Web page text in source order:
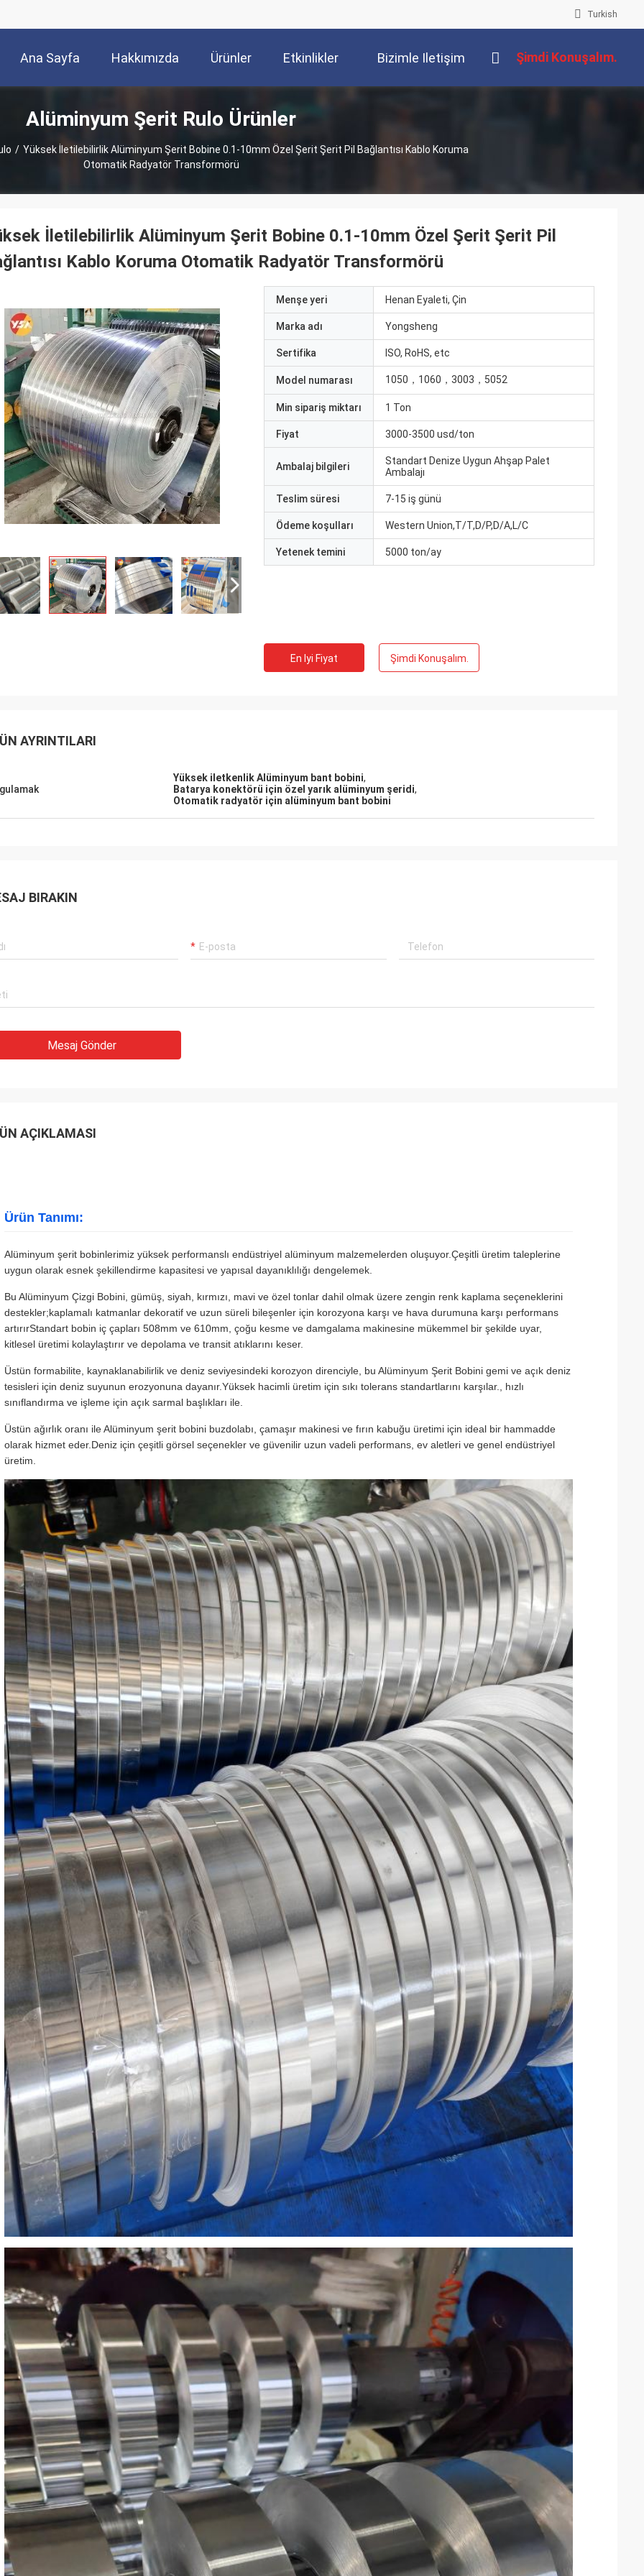
Turkish
Ana Sayfa Hakkımızda Ürünler Etkinlikler Bizimle Iletişim Şimdi Konuşalım.
Alüminyum Şerit Rulo Ürünler
/ Yüksek İletilebilirlik Alüminyum Şerit Bobine 0.1-10mm Özel Şerit Şerit Pil Bağlantısı Kablo Koruma
Otomatik Radyatör Transformörü
İletilebilirlik Alüminyum Şerit Bobine 0.1-10mm Özel Şerit Şerit Pil
Kablo Koruma Otomatik Radyatör Transformörü
Menşe yeri Henan Eyaleti, Çin
Marka adı Yongsheng
Sertifika ISO, RoHS, etc
Model numarası 1050，1060，3003，5052
Min sipariş miktarı 1 Ton
Fiyat 3000-3500 usd/ton
Ambalaj bilgileri
Standart Denize Uygun Ahşap Palet
Ambalajı
Teslim süresi 7-15 iş günü
Ödeme koşulları Western Union,T/T,D/P,D/A,L/C
Yetenek temini 5000 ton/ay
En Iyi Fiyat Şimdi Konuşalım.
AYRINTILARI
Yüksek iletkenlik Alüminyum bant bobini,
Batarya konektörü için özel yarık alüminyum şeridi,
Otomatik radyatör için alüminyum bant bobini
BIRAKIN
Mesaj Gönder
AÇIKLAMASI
Ürün Tanımı:
Alüminyum şerit bobinlerimiz yüksek performanslı endüstriyel alüminyum malzemelerden oluşuyor.Çeşitli üretim taleplerine
uygun olarak esnek şekillendirme kapasitesi ve yapısal dayanıklılığı dengelemek.
Bu Alüminyum Çizgi Bobini, gümüş, siyah, kırmızı, mavi ve özel tonlar dahil olmak üzere zengin renk kaplama seçeneklerini
destekler;kaplamalı katmanlar dekoratif ve uzun süreli bileşenler için korozyona karşı ve hava durumuna karşı performans
artırırStandart bobin iç çapları 508mm ve 610mm, çoğu kesme ve damgalama makinesine mükemmel bir şekilde uyar,
kitlesel üretimi kolaylaştırır ve depolama ve transit atıklarını keser.
Üstün formabilite, kaynaklanabilirlik ve deniz seviyesindeki korozyon direnciyle, bu Alüminyum Şerit Bobini gemi ve açık deniz
tesisleri için deniz suyunun erozyonuna dayanır.Yüksek hacimli üretim için sıkı tolerans standartlarını karşılar., hızlı
sınıflandırma ve işleme için açık sarmal başlıkları ile.
Üstün ağırlık oranı ile Alüminyum şerit bobini buzdolabı, çamaşır makinesi ve fırın kabuğu üretimi için ideal bir hammadde
olarak hizmet eder.Deniz için çeşitli görsel seçenekler ve güvenilir uzun vadeli performans, ev aletleri ve genel endüstriyel
üretim.